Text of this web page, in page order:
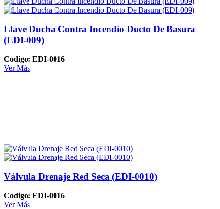
Llave Ducha Contra Incendio Ducto De Basura
(EDI-009)
Codigo: EDI-0016
Ver Más
Válvula Drenaje Red Seca (EDI-0010)
Codigo: EDI-0016
Ver Más